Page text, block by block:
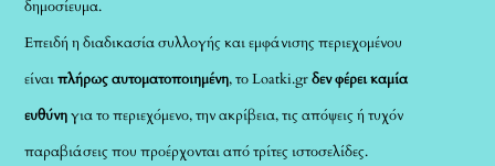
δημοσίευμα.
Επειδή η διαδικασία συλλογής και εμφάνισης περιεχομένου
είναιπλήρως αυτοματοποιημένη, το Loatki.grδεν φέρει καμία
ευθύνηγια το περιεχόμενο, την ακρίβεια, τις απόψεις ή τυχόν
παραβιάσεις που προέρχονται από τρίτες ιστοσελίδες.